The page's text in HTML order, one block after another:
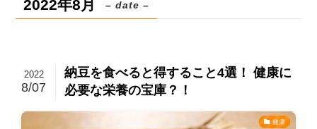
2022年8月 – date –
納豆を食べると得すること4選！ 健康に
必要な栄養の宝庫？！
2022
8/07
健康